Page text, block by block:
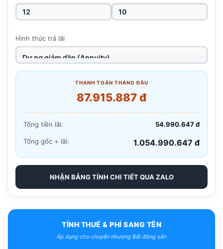
Hình thức trả lãi
THANH TOÁN THÁNG ĐẦU
87.915.887 đ
Tổng tiền lãi: 54.990.647 đ
Tổng gốc + lãi: 1.054.990.647 đ
NHẬN BẢNG TÍNH CHI TIẾT QUA ZALO
TÍNH THUẾ & PHÍ SANG TÊN
Áp dụng cho chuyển nhượng Bất động sản